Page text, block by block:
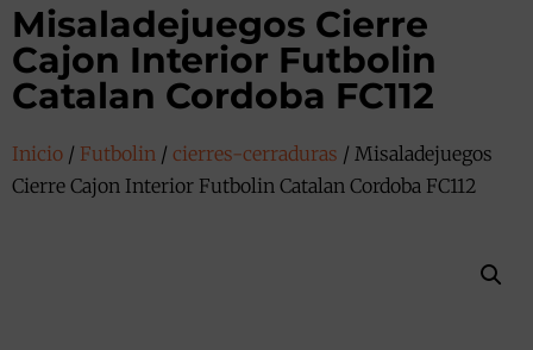
Misaladejuegos Cierre
Cajon Interior Futbolin
Catalan Cordoba FC112
Inicio / Futbolin / cierres-cerraduras / Misaladejuegos
Cierre Cajon Interior Futbolin Catalan Cordoba FC112